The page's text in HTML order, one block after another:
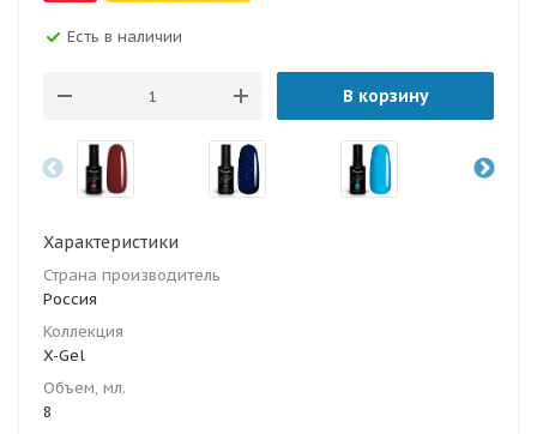
Есть в наличии
В корзину
Характеристики
Страна производитель
Россия
Коллекция
X-Gel
Объем, мл.
8